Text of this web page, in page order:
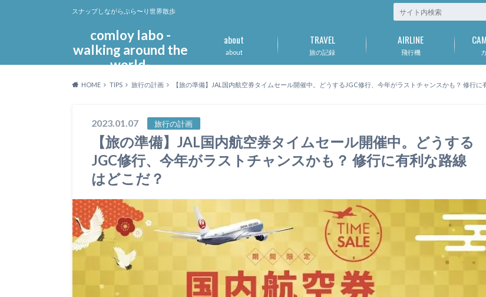
comloy labo -
walking around the
world-
スナップしながらぶら〜り世界散歩
about
about
旅の記録
TRAVEL
飛行機
AIRLINE
HOME TIPS 旅行の計画 【旅の準備】JAL国内航空券タイムセール開催中。どうするJGC修行、今年がラストチャンスかも？ 修行に
2023.01.07 旅行の計画
【旅の準備】JAL国内航空券タイムセール開催中。どうする
JGC修行、今年がラストチャンスかも？ 修行に有利な路線
はどこだ？